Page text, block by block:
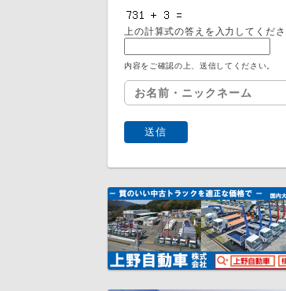
上の計算式の答えを入力してくだ
内容をご確認の上、送信してください。